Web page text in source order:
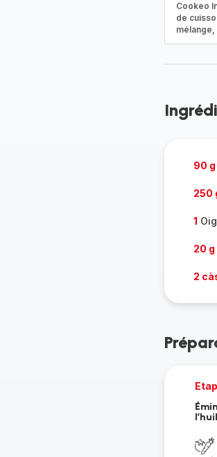
Cookeo
de
mélange,
90 g
250
1
20 g
2